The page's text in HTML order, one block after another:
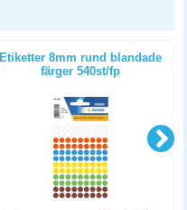
Etiketter 8mm rund blandade
färger 540st/fp